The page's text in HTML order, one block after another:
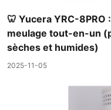
🦷 Yucera YRC-
meulage tout-en-un
sèches et humides)
2025-11-05